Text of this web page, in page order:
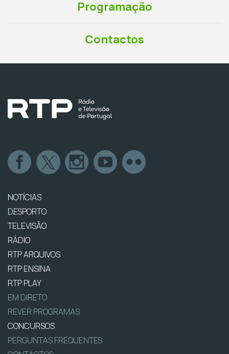
Programação
Contactos
NOTÍCIAS
DESPORTO
TELEVISÃO
RÁDIO
RTP ARQUIVOS
RTP ENSINA
RTP PLAY
EM DIRETO
REVER PROGRAMAS
CONCURSOS
PERGUNTAS FREQUENTES